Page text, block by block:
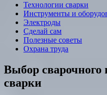
Технологии сварки
Инструменты и
Электроды
Сделай сам
Полезные советы
Охрана труда
Выбор сварочного
сварки